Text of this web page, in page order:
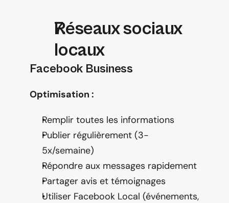
Réseaux sociaux
locaux
Facebook Business
Optimisation :
Remplir toutes les informations
Publier régulièrement (3-
5x/semaine)
Répondre aux messages rapidement
Partager avis et témoignages
Utiliser Facebook Local (événements,